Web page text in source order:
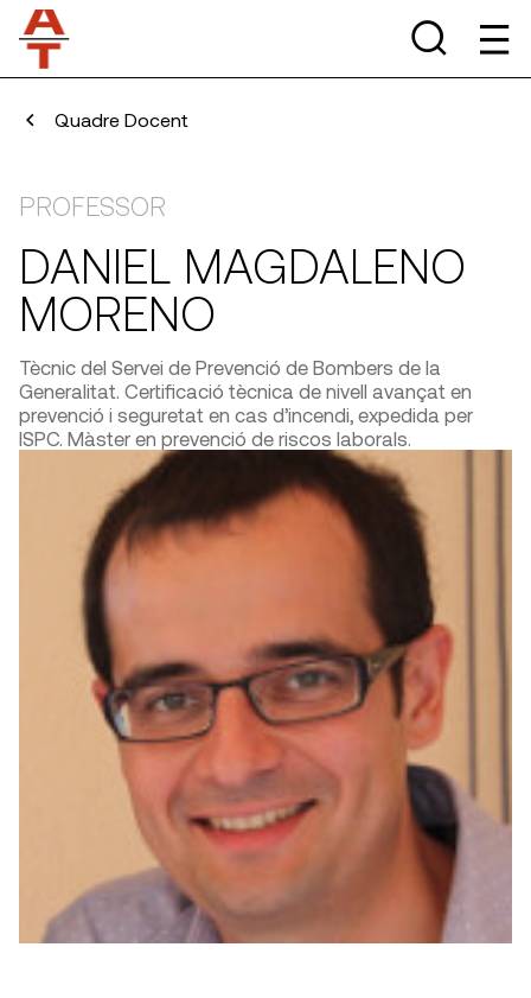
Quadre Docent
PROFESSOR
DANIEL MAGDALENO
MORENO
Tècnic del Servei de Prevenció de Bombers de la
Generalitat. Certificació tècnica de nivell avançat en
prevenció i seguretat en cas d’incendi, expedida per
ISPC. Màster en prevenció de riscos laborals.